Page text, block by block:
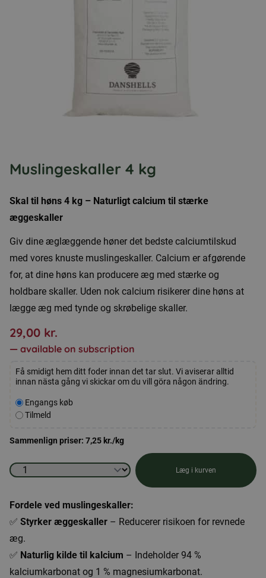
Muslingeskaller 4 kg
Skal til høns 4 kg – Naturligt calcium til stærke
æggeskaller
Giv dine æglæggende høner det bedste calciumtilskud
med vores knuste muslingeskaller. Calcium er afgørende
for, at dine høns kan producere æg med stærke og
holdbare skaller. Uden nok calcium risikerer dine høns at
lægge æg med tynde og skrøbelige skaller.
29,00 kr.
— available on subscription
Få smidigt hem ditt foder innan det tar slut. Vi aviserar alltid
innan nästa gång vi skickar om du vill göra någon ändring.
Velg
kjøpstype
Engangs køb
Tilmeld
Sammenlign priser: 7,25 kr./kg
Muslingeskaller
kg
antal
Læg i kurven
Fordele ved muslingeskaller:
✅ Styrker æggeskaller – Reducerer risikoen for revnede
æg.
✅ Naturlig kilde til kalcium – Indeholder 94 %
kalciumkarbonat og 1 % magnesiumkarbonat.